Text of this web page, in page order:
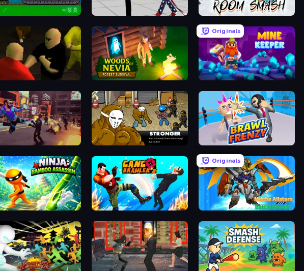
2D: Tank Wars Stickman Fighting 3D Office Brawl - Room Smash
Woods of Nevia: Forest Survival
Originals
Mine Keeper
Rage: Retribution Crazy Flasher 3 Brawl Frenzy: Fight.io
Bamboo Assassin Gang Brawlers
Originals
Mecha Allstars Battle Royale